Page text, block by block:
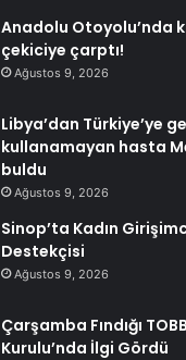
Anadolu Otoyolu’nda
çekiciye çarptı!
Ağustos 9, 2026
Libya’dan Türkiye’ye
kullanamayan hasta
buldu
Ağustos 9, 2026
Sinop’ta Kadın
Destekçisi
Ağustos 9, 2026
Çarşamba Fındığı
Kurulu’nda İlgi Gördü